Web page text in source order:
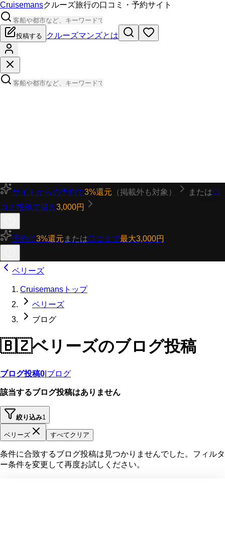
Cruisemansクルーズ旅行の口コミ・予約サイト
投稿する クルーズマンズとは
サイトからの予約で3%還元 （掲載外も対象） または口
コミ投稿で最大3,000円
予約で3%還元 または口コミで最大3,000円
ベリーズ
Cruisemansトップ
ベリーズ
ブログ
🇧🇿ベリーズのブログ投稿
ブログ投稿0 ブログ
該当するブログ投稿はありません
絞り込み1
ベリーズ すべてクリア
条件に合致するブログ投稿は見つかりませんでした。フィルタ
ー条件を変更して再度お試しください。